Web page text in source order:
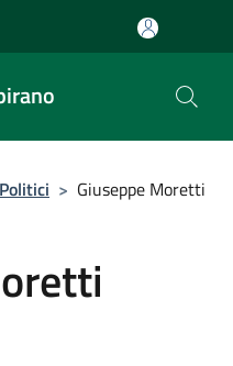
Politici > Giuseppe Moretti